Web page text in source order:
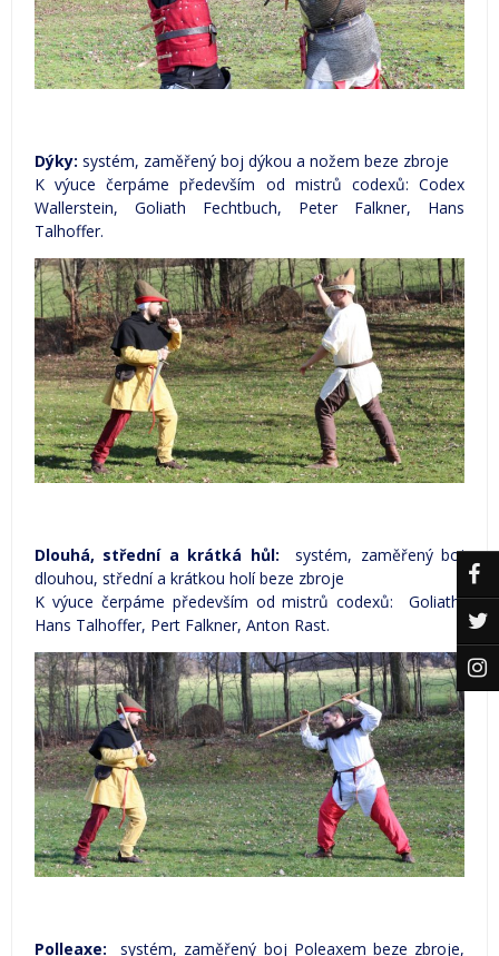
Dýky: systém, zaměřený boj dýkou a nožem beze zbroje
K výuce čerpáme především od mistrů codexů: Codex
Wallerstein, Goliath Fechtbuch, Peter Falkner, Hans
Talhoffer.
Dlouhá, střední a krátká hůl: systém, zaměřený boj
dlouhou, střední a krátkou holí beze zbroje
K výuce čerpáme především od mistrů codexů: Goliath,
Hans Talhoffer, Pert Falkner, Anton Rast.
Polleaxe: systém, zaměřený boj Poleaxem beze zbroje,